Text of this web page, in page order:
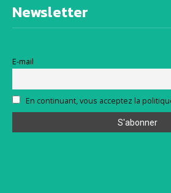
Newsletter
E-mail
En continuant, vous acceptez la